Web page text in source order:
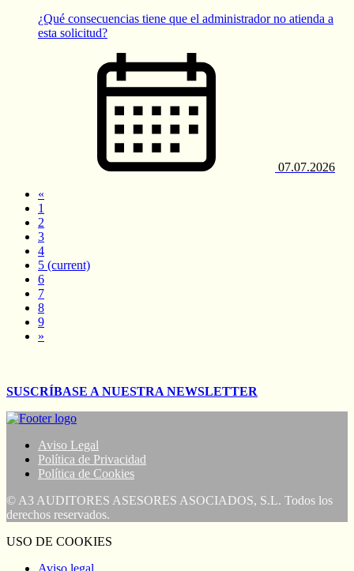
​​​​​​​¿Qué consecuencias tiene que el administrador no atienda a
esta solicitud?
07.07.2026
«
1
2
3
4
5 (current)
6
7
8
9
»
SUSCRÍBASE A NUESTRA NEWSLETTER
Aviso Legal
Política de Privacidad
Política de Cookies
© A3 AUDITORES ASESORES ASOCIADOS, S.L. Todos los
derechos reservados.
USO DE COOKIES